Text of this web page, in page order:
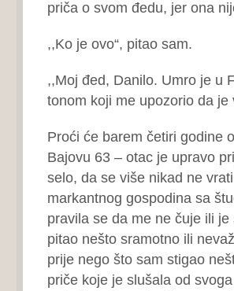
priča o svom đedu, jer ona
,,Ko je ovo“, pitao sam.
,,Moj đed, Danilo. Umro je u
tonom koji me upozorio da
Proći će barem četiri godine
Bajovu 63 – otac je upravo
selo, da se više nikad ne
markantnog gospodina sa
pravila se da me ne čuje ili
pitao nešto sramotno ili
prije nego što sam stigao
priče koje je slušala od